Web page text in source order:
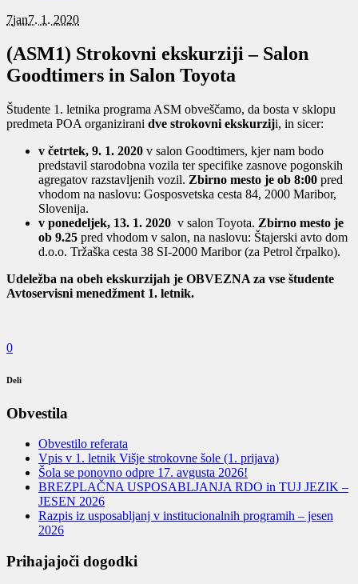
7jan7. 1. 2020
(ASM1) Strokovni ekskurziji – Salon
Goodtimers in Salon Toyota
Študente 1. letnika programa ASM obveščamo, da bosta v sklopu
predmeta POA organizirani dve strokovni ekskurziji, in sicer:
v četrtek, 9. 1. 2020 v salon Goodtimers, kjer nam bodo
predstavil starodobna vozila ter specifike zasnove pogonskih
agregatov razstavljenih vozil. Zbirno mesto je ob 8:00 pred
vhodom na naslovu: Gosposvetska cesta 84, 2000 Maribor,
Slovenija.
v ponedeljek, 13. 1. 2020 v salon Toyota. Zbirno mesto je
ob 9.25 pred vhodom v salon, na naslovu: Štajerski avto dom
d.o.o. Tržaška cesta 38 SI-2000 Maribor (za Petrol črpalko).
Udeležba na obeh ekskurzijah je OBVEZNA za vse študente
Avtoservisni menedžment 1. letnik.
0
Deli
Obvestila
Obvestilo referata
Vpis v 1. letnik Višje strokovne šole (1. prijava)
Šola se ponovno odpre 17. avgusta 2026!
BREZPLAČNA USPOSABLJANJA RDO in TUJ JEZIK –
JESEN 2026
Razpis iz usposabljanj v institucionalnih programih – jesen
2026
Prihajajoči dogodki